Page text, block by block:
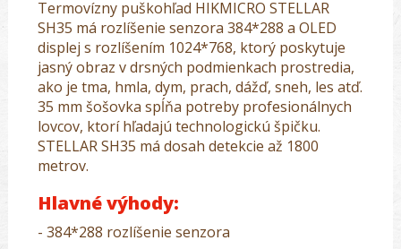
Termovízny puškohľad HIKMICRO STELLAR
SH35 má rozlíšenie senzora 384*288 a OLED
displej s rozlíšením 1024*768, ktorý poskytuje
jasný obraz v drsných podmienkach prostredia,
ako je tma, hmla, dym, prach, dážď, sneh, les atď.
35 mm šošovka spĺňa potreby profesionálnych
lovcov, ktorí hľadajú technologickú špičku.
STELLAR SH35 má dosah detekcie až 1800
metrov.
Hlavné výhody:
- 384*288 rozlíšenie senzora